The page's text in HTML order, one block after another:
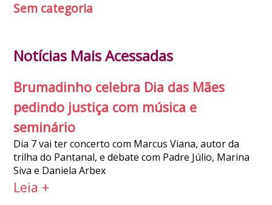
Sem categoria
Notícias Mais Acessadas
Brumadinho celebra Dia das Mães
pedindo justiça com música e
seminário
Dia 7 vai ter concerto com Marcus Viana, autor da
trilha do Pantanal, e debate com Padre Júlio, Marina
Siva e Daniela Arbex
Leia +